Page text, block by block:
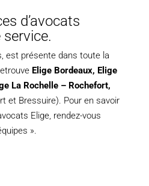
d’avocats
est présente dans toute la
Elige Bordeaux, Elige
La Rochelle – Rochefort,
et Bressuire). Pour en savoir
Elige, rendez-vous
».